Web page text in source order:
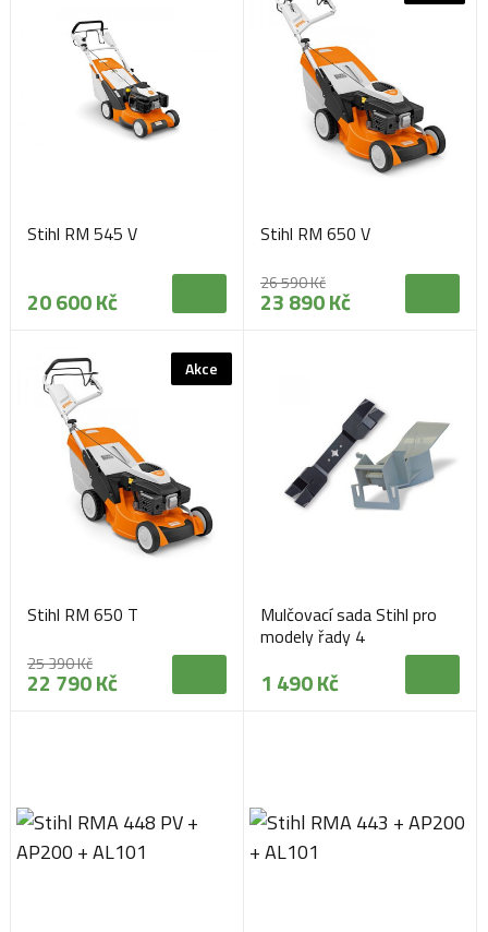
Stihl RM 545 V
20 600 Kč
Stihl RM 650 V
26 590 Kč
23 890 Kč
Akce
Stihl RM 650 T
25 390 Kč
22 790 Kč
Mulčovací sada Stihl pro
modely řady 4
1 490 Kč